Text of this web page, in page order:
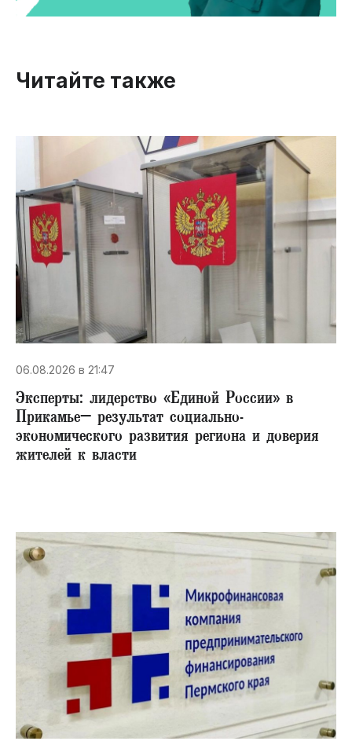
Читайте также
06.08.2026 в 21:47
Эксперты: лидерство «Единой России» в
Прикамье– результат социально-
экономического развития региона и доверия
жителей к власти